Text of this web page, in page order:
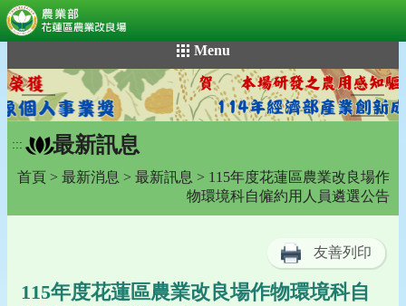
到
主
要
內
容
塊
Menu
::: 最新訊息
首頁 > 最新消息 > 最新訊息 > 115年度花蓮區農業改良場作
物環境科自僱約用人員遴選公告
友善列印
115年度花蓮區農業改良場作物環境科自